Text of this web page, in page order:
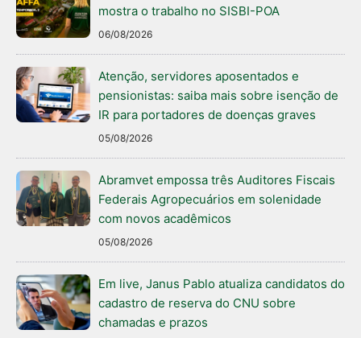
mostra o trabalho no SISBI-POA
06/08/2026
Atenção, servidores aposentados e
pensionistas: saiba mais sobre isenção de
IR para portadores de doenças graves
05/08/2026
Abramvet empossa três Auditores Fiscais
Federais Agropecuários em solenidade
com novos acadêmicos
05/08/2026
Em live, Janus Pablo atualiza candidatos do
cadastro de reserva do CNU sobre
chamadas e prazos